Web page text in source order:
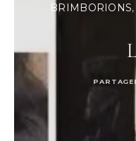
BRIMBORIONS